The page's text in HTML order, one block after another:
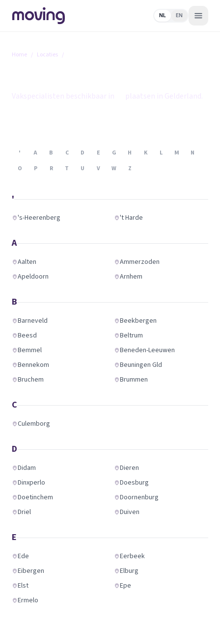
NL EN
Home / Locaties /
' A B C D E G H K L M
N
O
P R T U V W Z
'
's-Heerenberg 't Harde
A
Aalten
Ammerzoden
Apeldoorn
Arnhem
B
Barneveld
Beekbergen
Beesd
Beltrum
Bemmel
Beneden-Leeuwen
Bennekom
Beuningen Gld
Bruchem
Brummen
C
Culemborg
D
Didam
Dieren
Dinxperlo
Doesburg
Doetinchem
Doornenburg
Driel
Duiven
E
Ede
Eerbeek
Eibergen
Elburg
Elst
Epe
Ermelo